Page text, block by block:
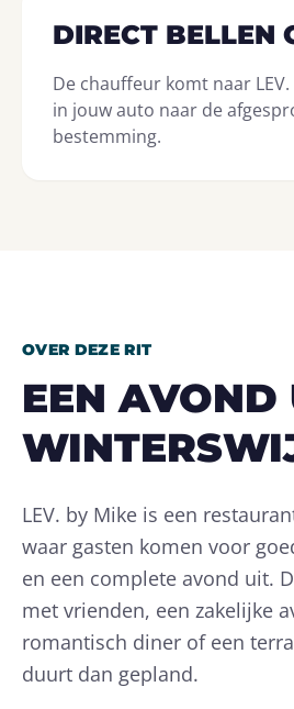
DIRECT BELLEN
De chauffeur komt naar
in jouw auto naar de
bestemming.
OVER DEZE RIT
EEN AVOND
LEV. by Mike is een
waar gasten komen voor
en een complete avond uit.
met vrienden, een zakelijke
romantisch diner of een
duurt dan gepland.